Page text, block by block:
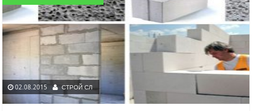
02.08.2015 СТРОЙ СЛ